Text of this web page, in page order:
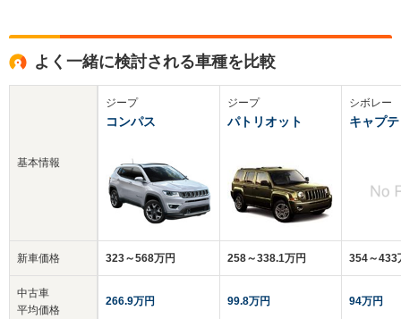
よく一緒に検討される車種を比較
基本情報
新車価格
中古車
平均価格
ジープ
コンパス
323～568万円
266.9万円
ジープ
パトリオット
258～338.1万円
99.8万円
シボレー
キャプ
354～433
94万円